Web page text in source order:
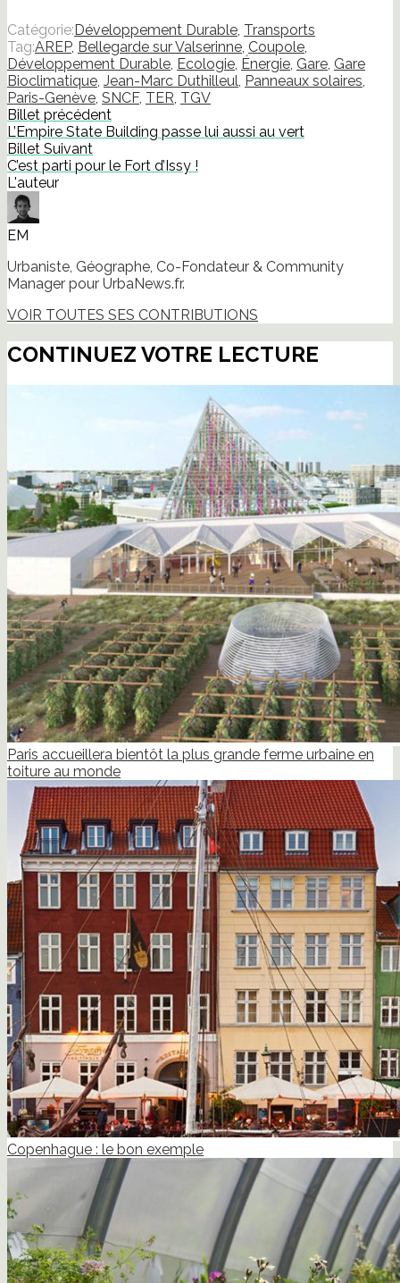
Facebook(ouvre
dans
une
nouvelle
fenêtre)
Twitter(ouvre
dans
une
nouvelle
fenêtre)
LinkedIn(ouvre
dans
une
nouvelle
fenêtre)
Pinterest(ouvre
dans
une
nouvelle
fenêtre)
lien
par
e-
mail
à
un
nouvelle
fenêtre)
une
nouvelle
fenêtre)
Catégorie: Développement Durable, Transports
Tag:AREP, Bellegarde sur Valserinne, Coupole,
Développement Durable, Ecologie, Énergie, Gare, Gare
Bioclimatique, Jean-Marc Duthilleul, Panneaux solaires,
Paris-Genève, SNCF, TER, TGV
Billet précédent
L’Empire State Building passe lui aussi au vert
Billet Suivant
C’est parti pour le Fort d’Issy !
L'auteur
EM
Urbaniste, Géographe, Co-Fondateur & Community
Manager pour UrbaNews.fr.
VOIR TOUTES SES CONTRIBUTIONS
CONTINUEZ VOTRE LECTURE
Paris accueillera bientôt la plus grande ferme urbaine en
toiture au monde
Copenhague : le bon exemple